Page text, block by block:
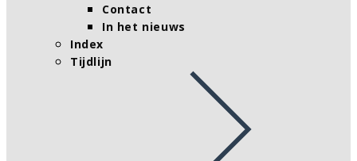
Contact
In het nieuws
Index
Tijdlijn